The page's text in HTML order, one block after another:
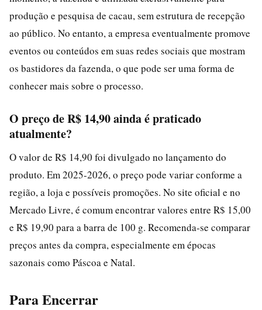
produção e pesquisa de cacau, sem estrutura de recepção
ao público. No entanto, a empresa eventualmente promove
eventos ou conteúdos em suas redes sociais que mostram
os bastidores da fazenda, o que pode ser uma forma de
conhecer mais sobre o processo.
O preço de R$ 14,90 ainda é praticado
atualmente?
O valor de R$ 14,90 foi divulgado no lançamento do
produto. Em 2025-2026, o preço pode variar conforme a
região, a loja e possíveis promoções. No site oficial e no
Mercado Livre, é comum encontrar valores entre R$ 15,00
e R$ 19,90 para a barra de 100 g. Recomenda-se comparar
preços antes da compra, especialmente em épocas
sazonais como Páscoa e Natal.
Para Encerrar